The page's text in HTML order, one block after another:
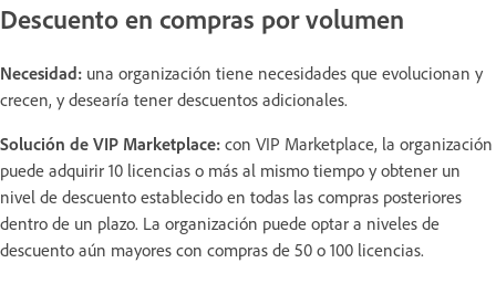
Descuento en compras por volumen
Necesidad: una organización tiene necesidades que evolucionan y
crecen, y desearía tener descuentos adicionales.
Solución de VIP Marketplace: con VIP Marketplace, la organización
puede adquirir 10 licencias o más al mismo tiempo y obtener un
nivel de descuento establecido en todas las compras posteriores
dentro de un plazo. La organización puede optar a niveles de
descuento aún mayores con compras de 50 o 100 licencias.